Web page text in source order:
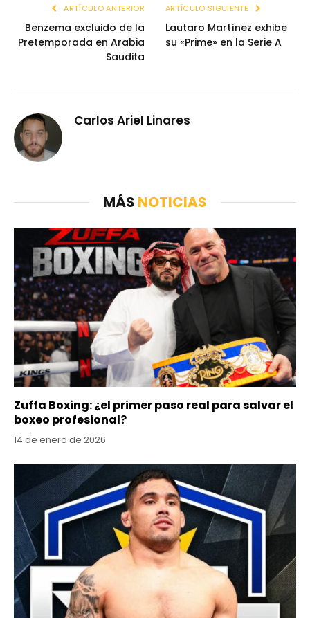
ARTÍCULO ANTERIOR
Benzema excluido de la
Pretemporada en Arabia
Saudita
ARTÍCULO SIGUIENTE
Lautaro Martínez exhibe
su «Prime» en la Serie A
Carlos Ariel Linares
MÁS NOTICIAS
Zuffa Boxing: ¿el primer paso real para salvar el
boxeo profesional?
14 de enero de 2026